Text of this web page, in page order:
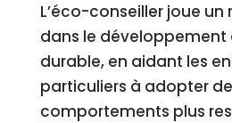
L’éco-conseiller joue
dans le développement
durable, en aidant les
particuliers à adopter
comportements plus